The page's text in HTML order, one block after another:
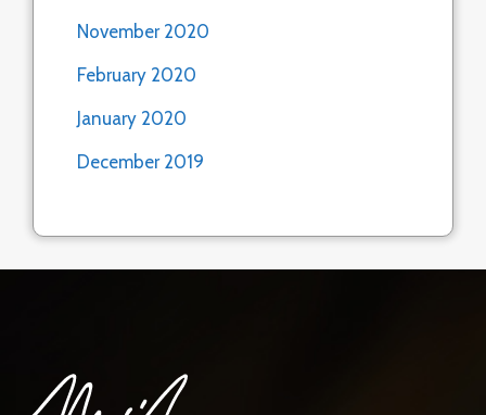
November 2020
February 2020
January 2020
December 2019